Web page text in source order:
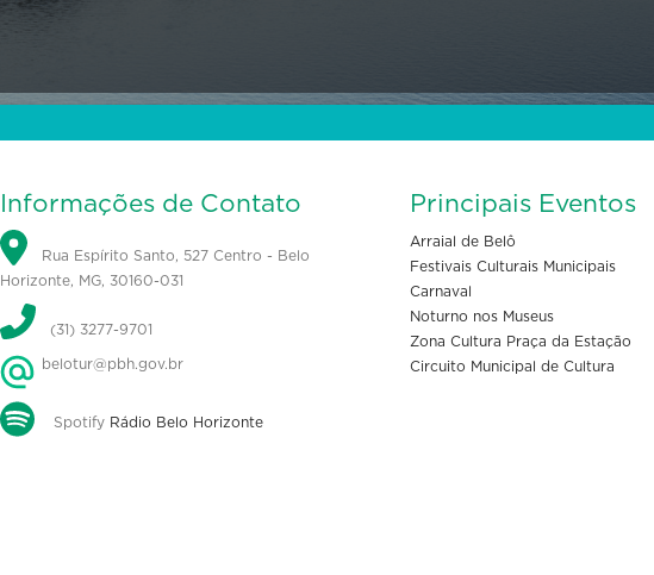
Informações de Contato
Rua Espírito Santo, 527 Centro - Belo
Horizonte, MG, 30160-031
(31) 3277-9701
belotur@pbh.gov.br
Spotify Rádio Belo Horizonte
Principais Eventos
Arraial de Belô
Festivais Culturais Municipais
Carnaval
Noturno nos Museus
Zona Cultura Praça da Estação
Circuito Municipal de Cultura